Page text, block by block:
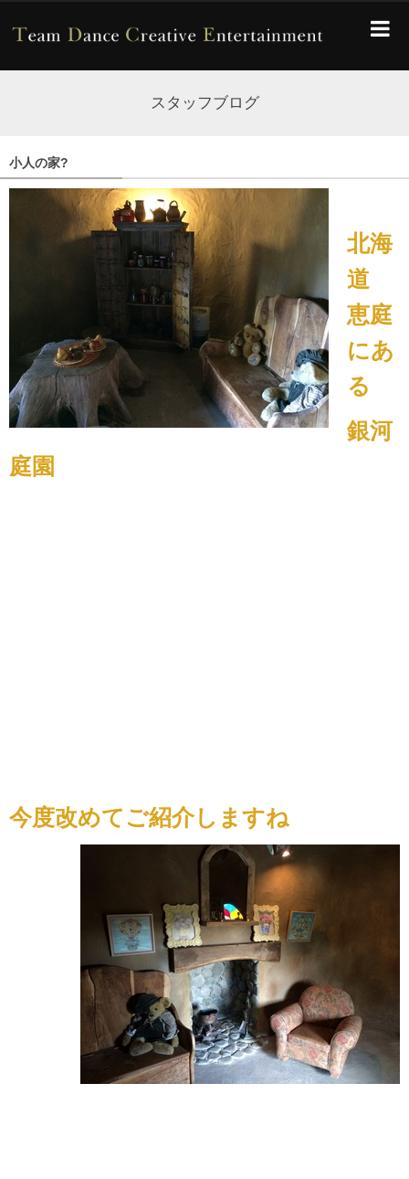
スタッフブログ
小人の家?
北海
道
恵庭
にあ
る
銀河
庭園
今度改めてご紹介しますね